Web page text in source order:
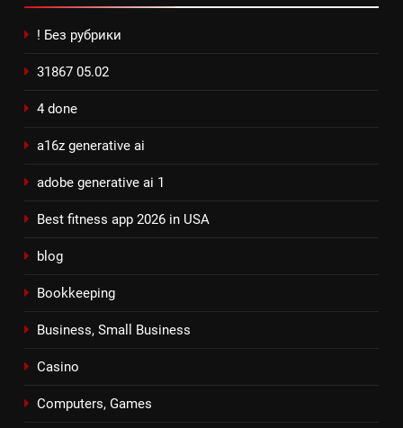
! Без рубрики
31867 05.02
4 done
a16z generative ai
adobe generative ai 1
Best fitness app 2026 in USA
blog
Bookkeeping
Business, Small Business
Casino
Computers, Games